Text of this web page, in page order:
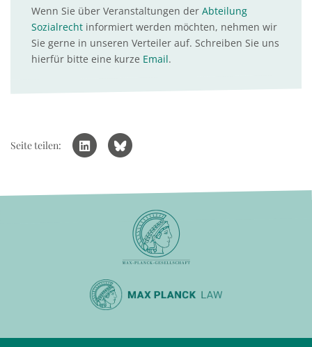
Wenn Sie über Veranstaltungen der Abteilung
Sozialrecht informiert werden möchten, nehmen wir
Sie gerne in unseren Verteiler auf. Schreiben Sie uns
hierfür bitte eine kurze Email.
Seite teilen: